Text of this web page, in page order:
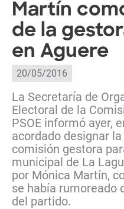
Martín
de la
en Aguere
20/05/2016
La Secretaría de
Electoral de la
PSOE informó ayer,
acordado designar
comisión gestora
municipal de La
por Mónica Martín,
se había rumoreado
del partido.